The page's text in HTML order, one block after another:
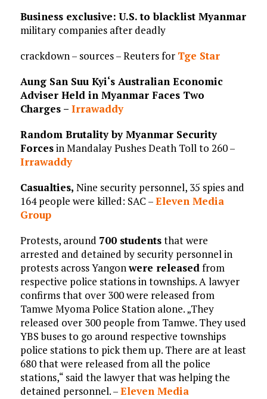
Business exclusive: U.S. to blacklist Myanmar
military companies after deadly
crackdown – sources – Reuters for Tge Star
Aung San Suu Kyi‘s Australian Economic
Adviser Held in Myanmar Faces Two
Charges – Irrawaddy
Random Brutality by Myanmar Security
Forcesin Mandalay Pushes Death Toll to 260 –
Irrawaddy
Casualties, Nine security personnel, 35 spies and
164 people were killed: SAC –Eleven Media
Group
Protests, around 700 studentsthat were
arrested and detained by security personnel in
protests across Yangonwere releasedfrom
respective police stations in townships. A lawyer
confirms that over 300 were released from
Tamwe Myoma Police Station alone. „They
released over 300 people from Tamwe. They used
YBS buses to go around respective townships
police stations to pick them up. There are at least
680 that were released from all the police
stations,“ said the lawyer that was helping the
detained personnel. –Eleven Media